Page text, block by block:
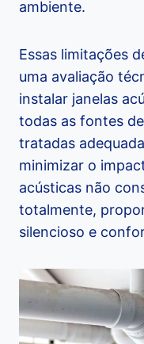
ambiente.
Essas limitações
uma avaliação
instalar janelas
todas as fontes
tratadas
minimizar o
acústicas não
totalmente,
silencioso e